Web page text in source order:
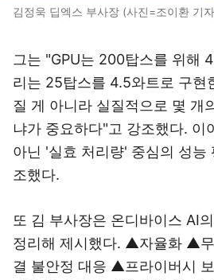
김정욱 딥엑스 부사장 (사진=조이환 기
그는 "GPU는 200탑스를 위해
리는 25탑스를 4.5와트로 구현
질 게 아니라 실질적으로 몇 개
냐가 중요하다"고 강조했다. 이
아닌 '실효 처리량' 중심의 성능
조했다.
또 김 부사장은 온디바이스 AI
정리해 제시했다. ▲자율화 ▲
결 불안정 대응 ▲프라이버시